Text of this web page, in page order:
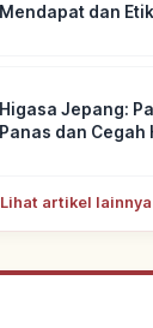
Mendapat dan
Higasa Jepang:
Panas dan Cegah
Lihat artikel